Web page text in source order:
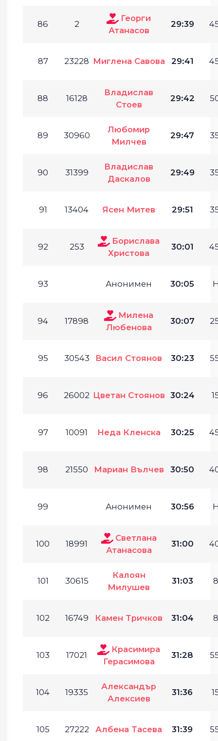
86 2
Георги
Атанасов
29:39
87 23228 Миглена Савова 29:41
88 16128
Владислав
Стоев
29:42
89 30960
Любомир
Милчев
29:47
90 31399
Владислав
Даскалов
29:49
91 13404 Ясен Митев 29:51
92 253
Борислава
Христова
30:01
93 Анонимен 30:05
94 17898
Милена
Любенова
30:07
95 30543 Васил Стоянов 30:23
96 26002 Цветан Стоянов 30:24
97 10091 Неда Кленска 30:25
98 21550 Мариан Вълчев 30:50
99 Анонимен 30:56
100 18991
Светлана
Атанасова
31:00
101 30615
Калоян
Милушев
31:03
102 16749 Камен Тричков 31:04
103 17021
Красимира
Герасимова
31:28
104 19335
Александър
Алексиев
31:36
105 27222 Албена Тасева 31:39